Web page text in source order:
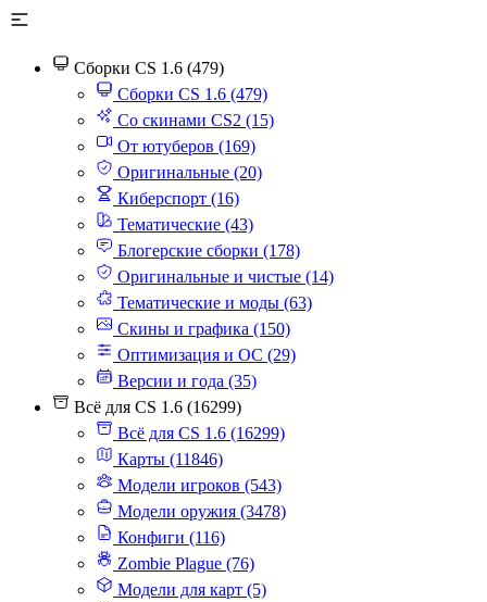
Сборки CS 1.6 (479)
Сборки CS 1.6 (479)
Со скинами CS2 (15)
От ютуберов (169)
Оригинальные (20)
Киберспорт (16)
Тематические (43)
Блогерские сборки (178)
Оригинальные и чистые (14)
Тематические и моды (63)
Скины и графика (150)
Оптимизация и ОС (29)
Версии и года (35)
Всё для CS 1.6 (16299)
Всё для CS 1.6 (16299)
Карты (11846)
Модели игроков (543)
Модели оружия (3478)
Конфиги (116)
Zombie Plague (76)
Модели для карт (5)